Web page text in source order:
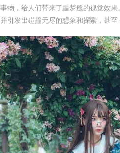
物，给人们带来了噩梦般的视觉效
引发出碰撞无尽的想象和探索，甚至